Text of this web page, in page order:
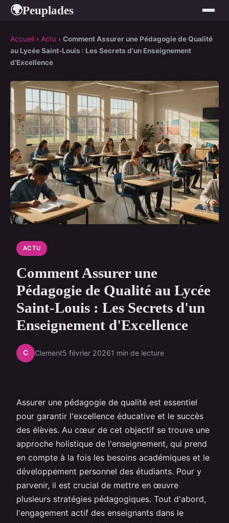
🌍Peuplades
Accueil › Actu › Comment Assurer une Pédagogie de Qualité
au Lycée Saint-Louis : Les Secrets d'un Enseignement
d'Excellence
ACTU
Comment Assurer une
Pédagogie de Qualité au Lycée
Saint-Louis : Les Secrets d'un
Enseignement d'Excellence
C Clement5 février 20261 min de lecture
Assurer une pédagogie de qualité est essentiel
pour garantir l'excellence éducative et le succès
des élèves. Au cœur de cet objectif se trouve une
approche holistique de l'enseignement, qui prend
en compte à la fois les besoins académiques et le
développement personnel des étudiants. Pour y
parvenir, il est crucial de mettre en œuvre
plusieurs stratégies pédagogiques. Tout d'abord,
l'engagement actif des enseignants dans le